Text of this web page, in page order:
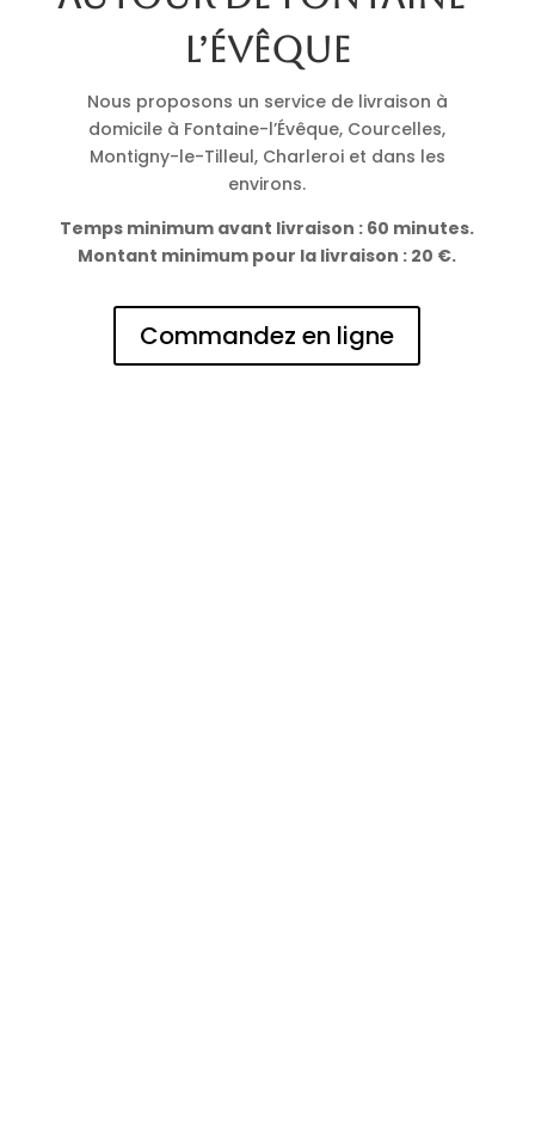
l’Évêque
Nous proposons un service de livraison à
domicile à Fontaine-l’Évêque, Courcelles,
Montigny-le-Tilleul, Charleroi et dans les
environs.
Temps minimum avant livraison : 60 minutes.
Montant minimum pour la livraison : 20 €.
Commandez en ligne